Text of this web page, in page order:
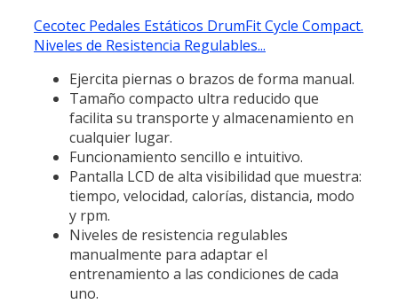
Cecotec Pedales Estáticos DrumFit Cycle Compact.
Niveles de Resistencia Regulables...
Ejercita piernas o brazos de forma manual.
Tamaño compacto ultra reducido que
facilita su transporte y almacenamiento en
cualquier lugar.
Funcionamiento sencillo e intuitivo.
Pantalla LCD de alta visibilidad que muestra:
tiempo, velocidad, calorías, distancia, modo
y rpm.
Niveles de resistencia regulables
manualmente para adaptar el
entrenamiento a las condiciones de cada
uno.